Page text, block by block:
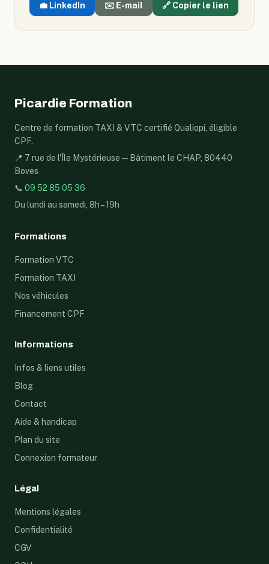
💼 LinkedIn ✉️ E-mail 🔗 Copier le lien
Picardie Formation
Centre de formation TAXI & VTC certifié Qualiopi, éligible
CPF.
📍 7 rue de l'Île Mystérieuse — Bâtiment le CHAP, 80440
Boves
📞 09 52 85 05 36
Du lundi au samedi, 8h – 19h
Formations
Formation VTC
Formation TAXI
Nos véhicules
Financement CPF
Informations
Infos & liens utiles
Blog
Contact
Aide & handicap
Plan du site
Connexion formateur
Légal
Mentions légales
Confidentialité
CGV